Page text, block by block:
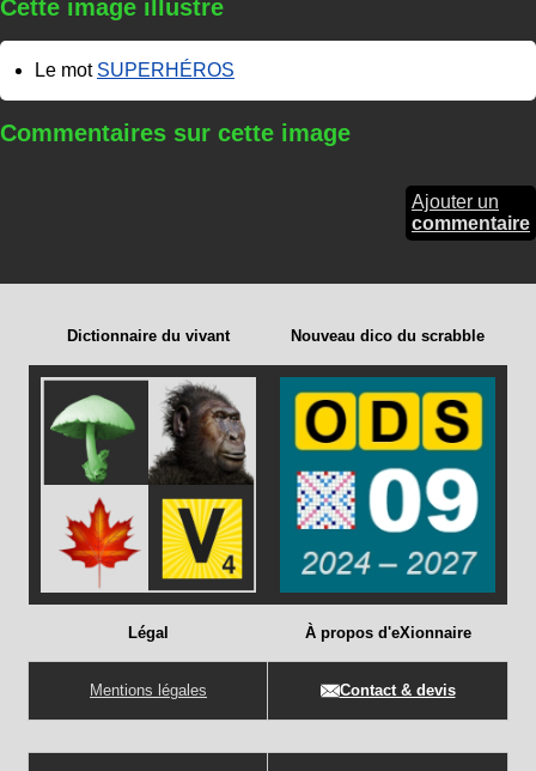
Cette image illustre
Le mot SUPERHÉROS
Commentaires sur cette image
Ajouter un
commentaire
Dictionnaire du vivant Nouveau dico du scrabble
Légal
Mentions légales
À propos d'eXionnaire
Contact & devis